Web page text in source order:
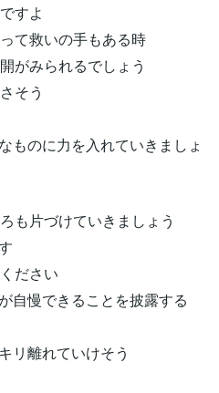
すよ
て救いの手もある時
がみられるでしょう
そう
ものに力を入れていきましょ
も片づけていきましょう
ださい
自慢できることを披露する
リ離れていけそう